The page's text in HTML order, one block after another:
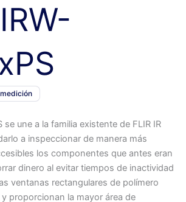
se une a la familia existente de FLIR IR
a inspeccionar de manera más
los componentes que antes eran
dinero al evitar tiempos de inactividad
ventanas rectangulares de polímero
proporcionan la mayor área de